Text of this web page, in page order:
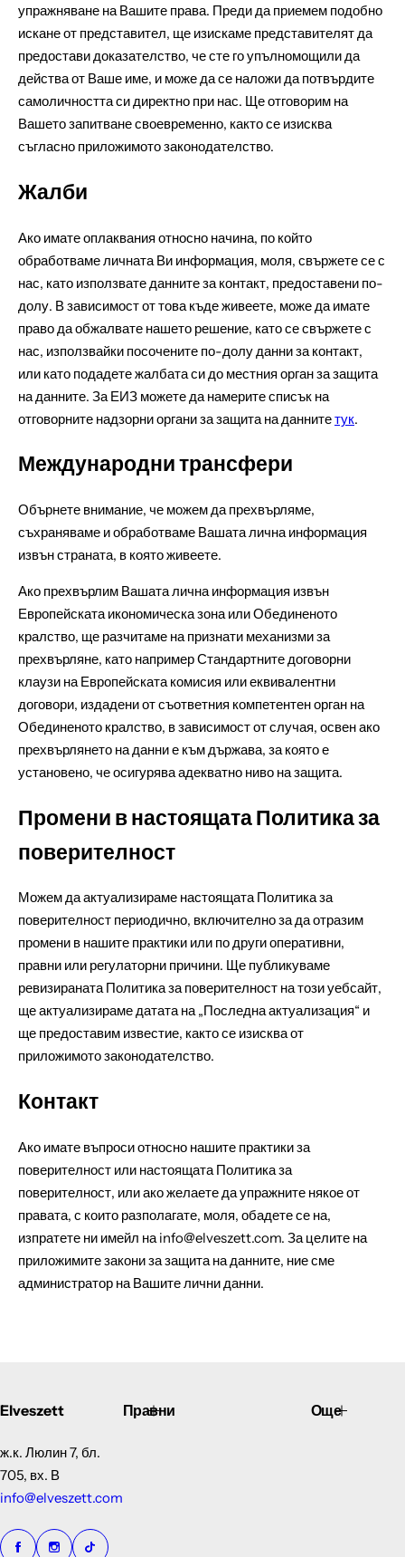
упражняване на Вашите права. Преди да приемем подобно
искане от представител, ще изискаме представителят да
предостави доказателство, че сте го упълномощили да
действа от Ваше име, и може да се наложи да потвърдите
самоличността си директно при нас. Ще отговорим на
Вашето запитване своевременно, както се изисква
съгласно приложимото законодателство.
Жалби
Ако имате оплаквания относно начина, по който
обработваме личната Ви информация, моля, свържете се с
нас, като използвате данните за контакт, предоставени по-
долу. В зависимост от това къде живеете, може да имате
право да обжалвате нашето решение, като се свържете с
нас, използвайки посочените по-долу данни за контакт,
или като подадете жалбата си до местния орган за защита
на данните. За ЕИЗ можете да намерите списък на
отговорните надзорни органи за защита на даннитетук.
Международни трансфери
Обърнете внимание, че можем да прехвърляме,
съхраняваме и обработваме Вашата лична информация
извън страната, в която живеете.
Ако прехвърлим Вашата лична информация извън
Европейската икономическа зона или Обединеното
кралство, ще разчитаме на признати механизми за
прехвърляне, като например Стандартните договорни
клаузи на Европейската комисия или еквивалентни
договори, издадени от съответния компетентен орган на
Обединеното кралство, в зависимост от случая, освен ако
прехвърлянето на данни е към държава, за която е
установено, че осигурява адекватно ниво на защита.
Промени в настоящата Политика за
поверителност
Можем да актуализираме настоящата Политика за
поверителност периодично, включително за да отразим
промени в нашите практики или по други оперативни,
правни или регулаторни причини. Ще публикуваме
ревизираната Политика за поверителност на този уебсайт,
ще актуализираме датата на „Последна актуализация“ и
ще предоставим известие, както се изисква от
приложимото законодателство.
Контакт
Ако имате въпроси относно нашите практики за
поверителност или настоящата Политика за
поверителност, или ако желаете да упражните някое от
правата, с които разполагате, моля, обадете се на,
изпратете ни имейл на info@elveszett.com. За целите на
приложимите закони за защита на данните, ние сме
администратор на Вашите лични данни.
Elveszett
ж.к. Люлин 7, бл.
705, вх. В
info@elveszett.com
Правни Още